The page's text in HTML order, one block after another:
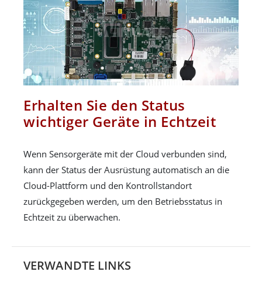
Erhalten Sie den Status
wichtiger Geräte in Echtzeit
Wenn Sensorgeräte mit der Cloud verbunden sind,
kann der Status der Ausrüstung automatisch an die
Cloud-Plattform und den Kontrollstandort
zurückgegeben werden, um den Betriebsstatus in
Echtzeit zu überwachen.
VERWANDTE LINKS